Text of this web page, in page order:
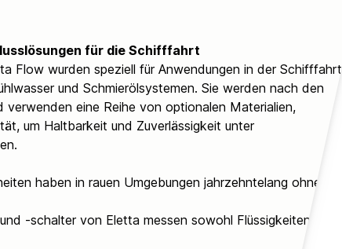
für die Schifffahrt
Flow wurden speziell für Anwendungen in der Schifffahrt
und Schmierölsystemen. Sie werden nach den
eine Reihe von optionalen Materialien,
um Haltbarkeit und Zuverlässigkeit unter
haben in rauen Umgebungen jahrzehntelang ohne
-schalter von Eletta messen sowohl Flüssigkeiten als